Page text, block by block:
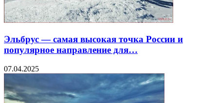
Эльбрус — самая высокая точка России и
популярное направление для…
07.04.2025